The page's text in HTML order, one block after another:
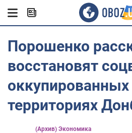
Порошенко
восстановят
оккупированных
территориях
(Архив) Экономика